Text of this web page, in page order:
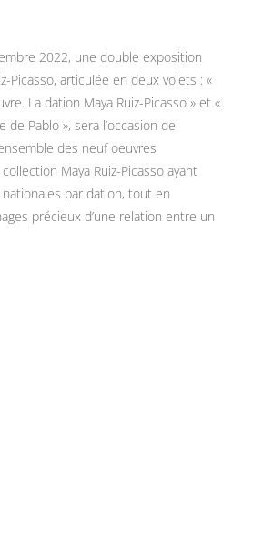
2022, une double exposition
Picasso, articulée en deux volets : «
La dation Maya Ruiz-Picasso » et «
de Pablo », sera l’occasion de
des neuf oeuvres
Maya Ruiz-Picasso ayant
par dation, tout en
précieux d’une relation entre un